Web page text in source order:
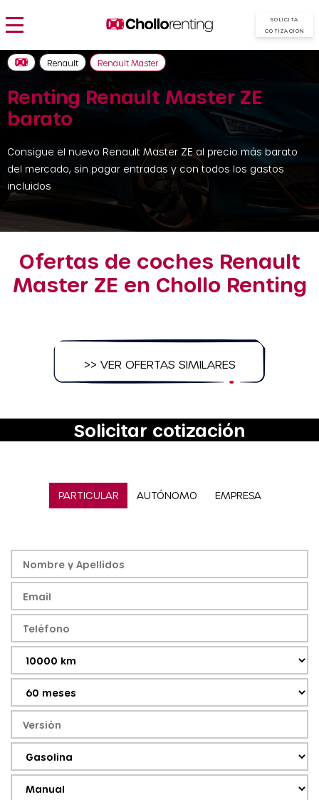
SOLICITA
COTIZACIÓN
Renting Renault Master ZE
barato
Consigue el nuevo Renault Master ZE al precio más barato
del mercado, sin pagar entradas y con todos los gastos
incluidos
Renault Renault Master
Ofertas de coches Renault
Master ZE en Chollo Renting
>> VER OFERTAS SIMILARES
Solicitar cotización
PARTICULAR AUTÓNOMO EMPRESA